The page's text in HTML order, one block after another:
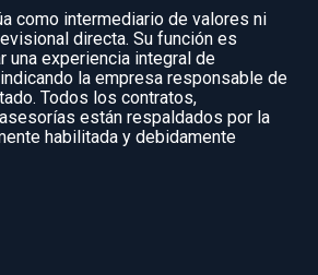
como intermediario de valores ni
directa. Su función es
una experiencia integral de
la empresa responsable de
Todos los contratos,
están respaldados por la
habilitada y debidamente